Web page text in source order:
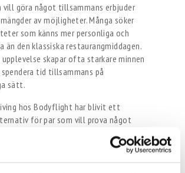
vill göra något tillsammans erbjuder
av möjligheter. Många söker
som känns mer personliga och
än den klassiska restaurangmiddagen.
skapar ofta starkare minnen
tid tillsammans på
sätt.
hos Bodyflight har blivit ett
för par som vill prova något
gemensam nervositet på ett sätt som